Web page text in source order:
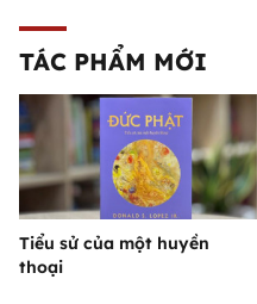
TÁC PHẨM MỚI
Tiểu sử của một huyền
thoại